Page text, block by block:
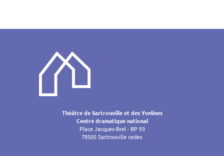
Théâtre de Sartrouville et des Yvelines
Centre dramatique national
Place Jacques-Brel - BP 93
78505 Sartrouville cedex